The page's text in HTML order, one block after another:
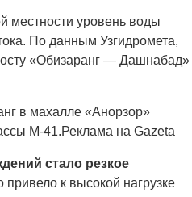
местности уровень воды
По данным Узгидромета,
«Обизаранг — Дашнабад»
в махалле «Анорзор»
М-41.Реклама на Gazeta
стало резкое
привело к высокой нагрузке